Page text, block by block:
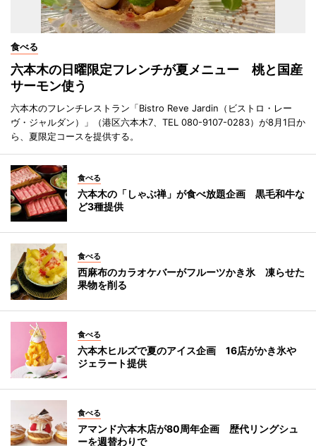
食べる
六本木の日曜限定フレンチが夏メニュー 桃と国産
サーモン使う
六本木のフレンチレストラン「Bistro Reve Jardin（ビストロ・レー
ヴ・ジャルダン）」（港区六本木7、TEL 080-9107-0283）が8月1日か
ら、夏限定コースを提供する。
食べる
六本木の「しゃぶ禅」が食べ放題企画 黒毛和牛な
ど3種提供
食べる
西麻布のカラオケバーがフルーツかき氷 凍らせた
果物を削る
食べる
六本木ヒルズで夏のアイス企画 16店がかき氷や
ジェラート提供
食べる
アマンド六本木店が80周年企画 歴代リングシュ
ーを週替わりで